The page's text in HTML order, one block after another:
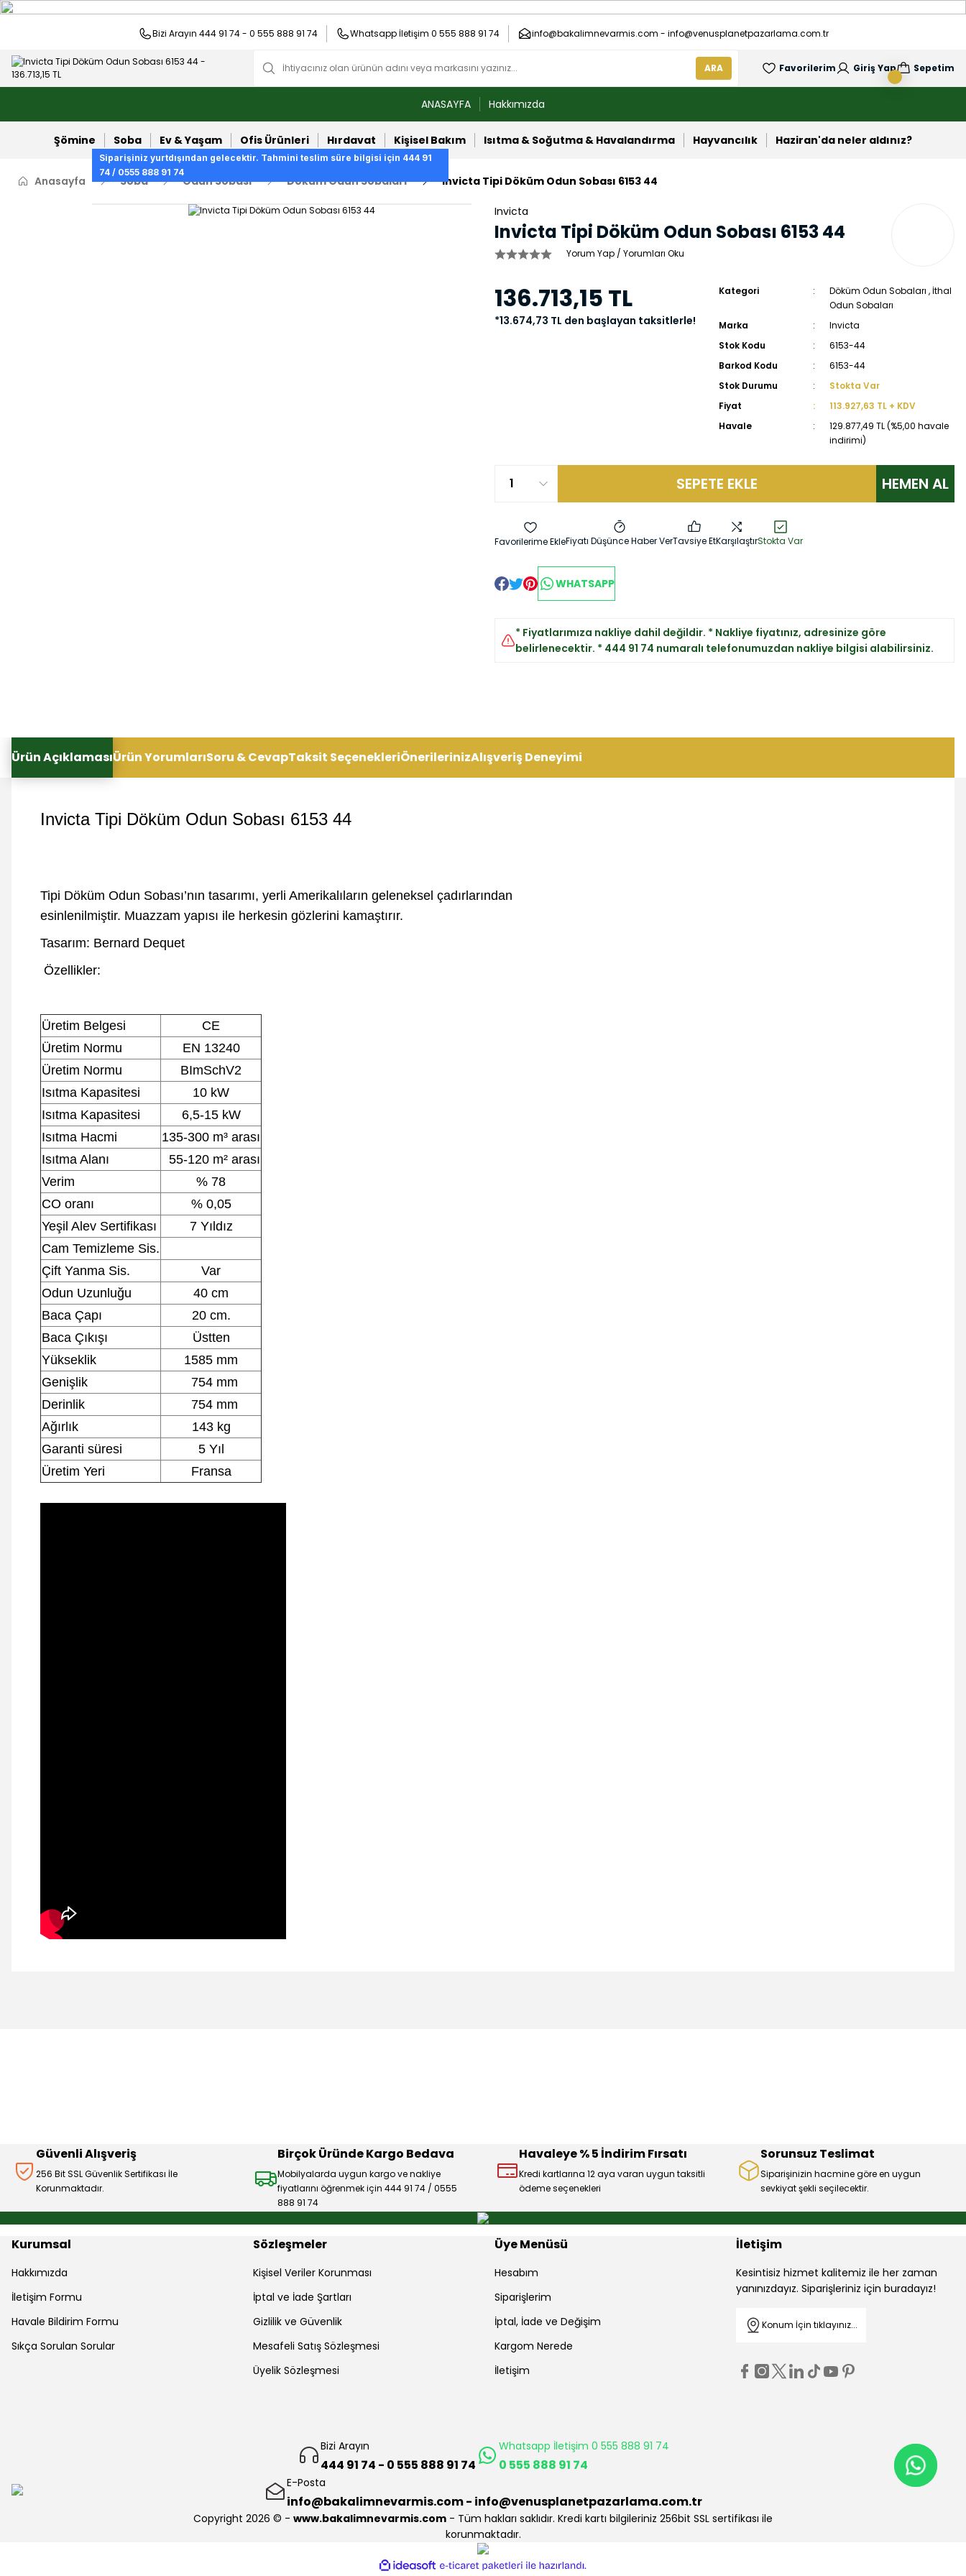
Bizi Arayın 444 91 74 - 0 555 888 91 74 Whatsapp İletişim 0 555 888 91 74 info@bakalimnevarmis.com - info@venusplanetpazarlama.com.tr
ARA Favorilerim Giriş Yap Sepetim
ANASAYFA Hakkımızda
Şömine Soba Ev & Yaşam Ofis Ürünleri Hırdavat Kişisel Bakım Isıtma & Soğutma & Havalandırma Hayvancılık Haziran'da neler aldınız?
Anasayfa Soba Odun Sobası Döküm Odun Sobaları Invicta Tipi Döküm Odun Sobası 6153 44
Siparişiniz yurtdışından gelecektir. Tahmini teslim süre bilgisi için 444 91
74 / 0555 888 91 74
Invicta
Invicta Tipi Döküm Odun Sobası 6153 44
Yorum Yap / Yorumları Oku
136.713,15 TL
*13.674,73 TL den başlayan taksitlerle!
Kategori Döküm Odun Sobaları , İthal
Odun Sobaları
Marka
Invicta
Stok Kodu
6153-44
Barkod Kodu
6153-44
Stok Durumu
Stokta Var
Fiyat
113.927,63 TL + KDV
Havale
129.877,49 TL (%5,00 havale
indirimi)
SEPETE EKLE HEMEN AL
Fiyatı Düşünce Haber VerTavsiye EtKarşılaştırStokta Var
WHATSAPP
* Fiyatlarımıza nakliye dahil değildir. * Nakliye fiyatınız, adresinize göre
belirlenecektir. * 444 91 74 numaralı telefonumuzdan nakliye bilgisi alabilirsiniz.
Ürün AçıklamasıÜrün YorumlarıSoru & CevapTaksit SeçenekleriÖnerilerinizAlışveriş Deneyimi
Invicta Tipi Döküm Odun Sobası 6153 44
Tipi Döküm Odun Sobası’nın tasarımı, yerli Amerikalıların geleneksel çadırlarından
esinlenilmiştir. Muazzam yapısı ile herkesin gözlerini kamaştırır.
Tasarım: Bernard Dequet
Özellikler:
Üretim Belgesi
CE
Üretim Normu
EN 13240
Üretim Normu
BImSchV2
Isıtma Kapasitesi
10 kW
Isıtma Kapasitesi
6,5-15 kW
Isıtma Hacmi
135-300 m³ arası
Isıtma Alanı
55-120 m² arası
Verim
% 78
CO oranı
% 0,05
Yeşil Alev Sertifikası
7 Yıldız
Cam Temizleme Sis.
Çift Yanma Sis.
Var
Odun Uzunluğu
40 cm
Baca Çapı
20 cm.
Baca Çıkışı
Üstten
Yükseklik
1585 mm
Genişlik
754 mm
Derinlik
754 mm
Ağırlık
143 kg
Garanti süresi
5 Yıl
Üretim Yeri
Fransa
Güvenli Alışveriş
256 Bit SSL Güvenlik Sertifikası İle
Korunmaktadır.
Birçok Üründe Kargo Bedava
Mobilyalarda uygun kargo ve nakliye
fiyatlarını öğrenmek için 444 91 74 / 0555
888 91 74
Havaleye % 5 İndirim Fırsatı
Kredi kartlarına 12 aya varan uygun taksitli
ödeme seçenekleri
Sorunsuz Teslimat
Siparişinizin hacmine göre en uygun
sevkiyat şekli seçilecektir.
Kurumsal
Hakkımızda
İletişim Formu
Havale Bildirim Formu
Sıkça Sorulan Sorular
Sözleşmeler
Kişisel Veriler Korunması
İptal ve İade Şartları
Gizlilik ve Güvenlik
Mesafeli Satış Sözleşmesi
Üyelik Sözleşmesi
Üye Menüsü
Hesabım
Siparişlerim
İptal, İade ve Değişim
Kargom Nerede
İletişim
İletişim
Kesintisiz hizmet kalitemiz ile her zaman
yanınızdayız. Siparişleriniz için buradayız!
Konum İçin tıklayınız...
Bizi Arayın
444 91 74 - 0 555 888 91 74
Whatsapp İletişim 0 555 888 91 74
0 555 888 91 74
E-Posta
info@bakalimnevarmis.com - info@venusplanetpazarlama.com.tr
Copyright 2026 © - www.bakalimnevarmis.com - Tüm hakları saklıdır. Kredi kartı bilgileriniz 256bit SSL sertifikası ile
korunmaktadır.
ideasoft
e-